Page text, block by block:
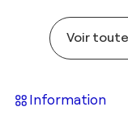
Voir
Information